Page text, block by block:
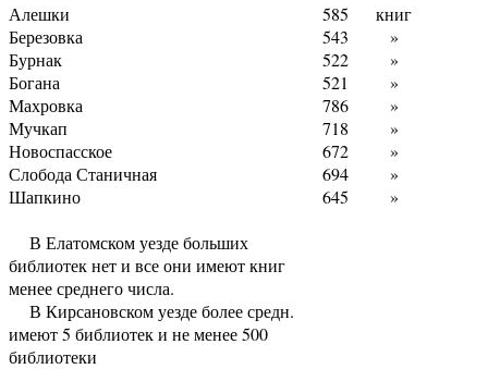
Алешки
585
книг
Березовка
543
»
Бурнак
522
»
Богана
521
»
Махровка
786
»
Мучкап
718
»
Новоспасское
672
»
Слобода Станичная
694
»
Шапкино
645
»
В Елатомском уезде больших
библиотек нет и все они имеют книг
менее среднего числа.
В Кирсановском уезде более средн.
имеют 5 библиотек и не менее 500
библиотеки